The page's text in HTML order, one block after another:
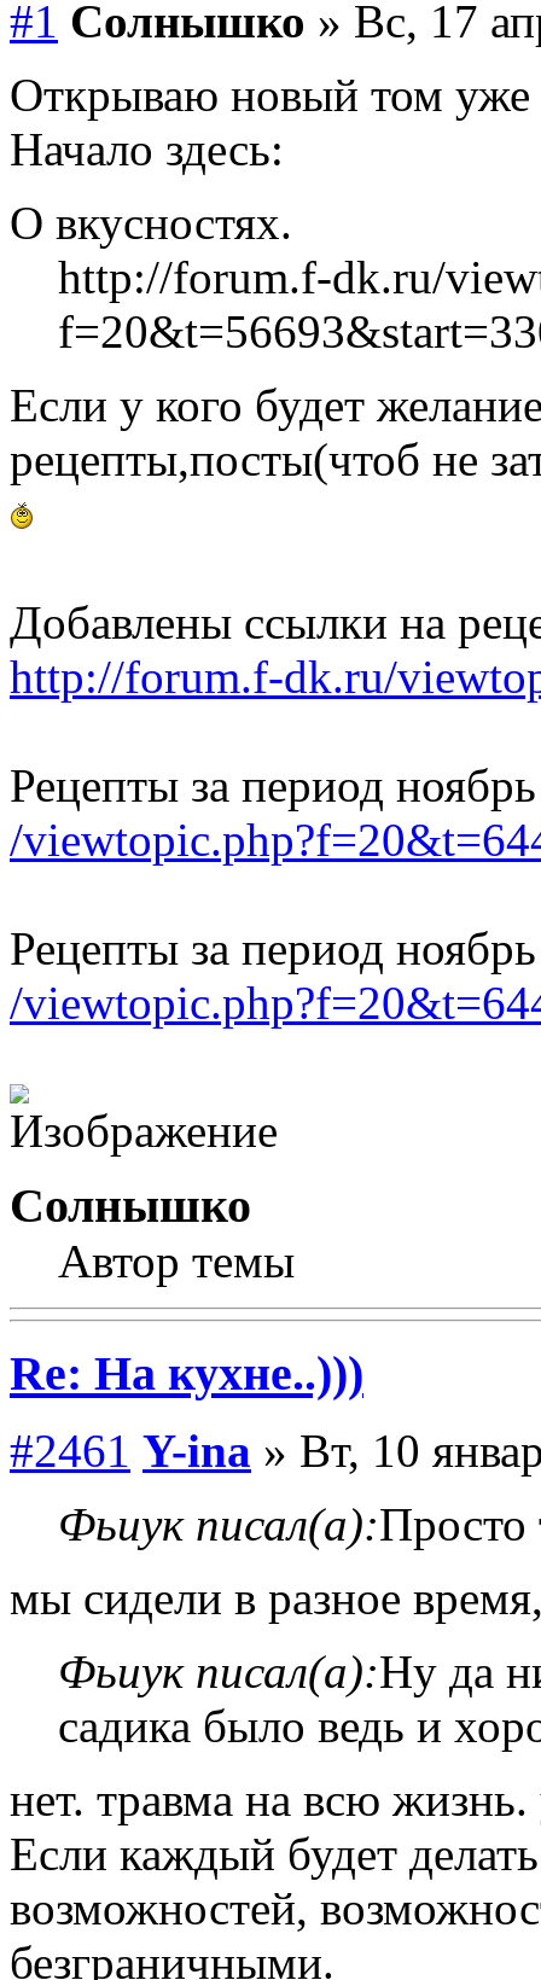
#1 Солнышко » Вс, 17
Открываю новый том
Начало здесь:
О вкусностях.
http://forum.f-dk.ru/
Если у кого будет
рецепты,посты(чтоб не
Добавлены ссылки на
http://forum.f-dk.ru/
Рецепты за период
/
Рецепты за период
/
Солнышко
Автор темы
Re: На кухне..)))
#2461 Y-ina » Вт, 10
Фьиук писал(а):Просто
мы сидели в разное
Фьиук писал(а):Ну да
садика было ведь и
нет. травма на всю
Если каждый будет
возможностей,
безграничными.